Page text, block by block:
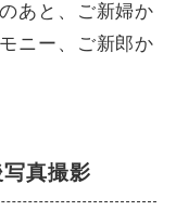
あと、ご新婦か
ニー、ご新郎か
真撮影